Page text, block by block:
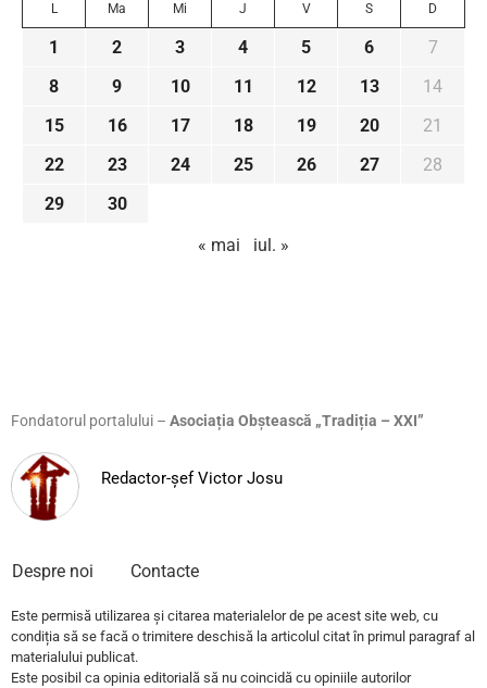
L Ma Mi J V S D
1 2 3 4 5 6
7
8
9 10 11 12 13
14
15
16 17 18 19 20
21
22
23 24 25 26 27
28
29
30
« mai
iul. »
Fondatorul portalului – Asociația Obștească „Tradiția – XXI”
Redactor-șef Victor Josu
Despre noi Contacte
Este permisă utilizarea și citarea materialelor de pe acest site web, cu
condiția să se facă o trimitere deschisă la articolul citat în primul paragraf al
materialului publicat.
Este posibil ca opinia editorială să nu coincidă cu opiniile autorilor